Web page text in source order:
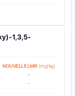
1,3,5-
NOUVELLE LMR (mg/kg)
-
-